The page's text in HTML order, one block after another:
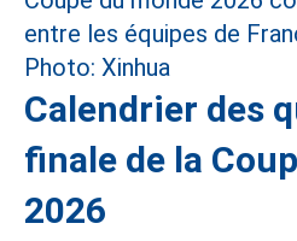
Calendrier des
finale de la
2026